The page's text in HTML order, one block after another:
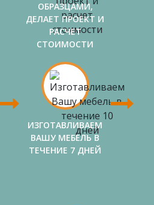
ОБРАЗЦАМИ,
ДЕЛАЕТ ПРОЕКТ И
РАСЧЕТ
СТОИМОСТИ
ИЗГОТАВЛИВАЕМ
ВАШУ МЕБЕЛЬ В
ТЕЧЕНИЕ 7 ДНЕЙ